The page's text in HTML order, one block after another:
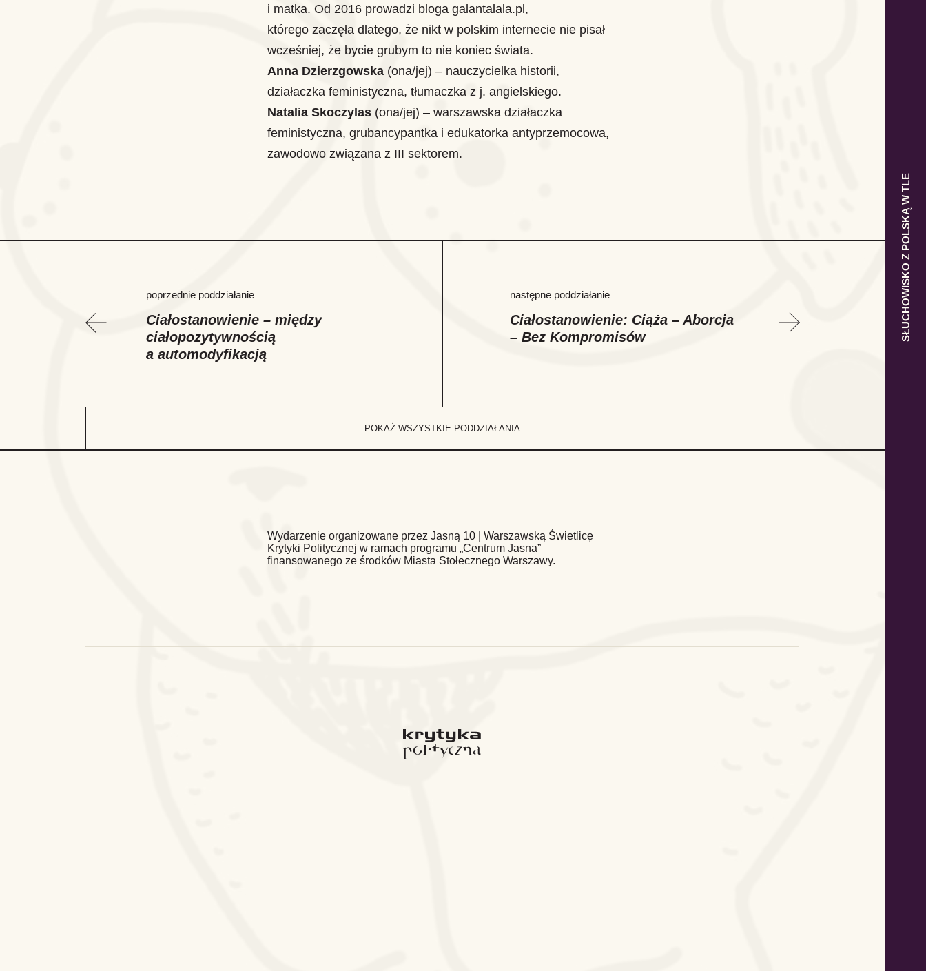
i matka. Od 2016 prowadzi bloga galantalala.pl,
którego zaczęła dlatego, że nikt w polskim internecie nie pisał
wcześniej, że bycie grubym to nie koniec świata.
Anna Dzierzgowska (ona/jej) – nauczycielka historii,
działaczka feministyczna, tłumaczka z j. angielskiego.
Natalia Skoczylas (ona/jej) – warszawska działaczka
feministyczna, grubancypantka i edukatorka antyprzemocowa,
zawodowo związana z III sektorem.
poprzednie poddziałanie
Ciałostanowienie – między
ciałopozytywnością
a automodyfikacją
następne poddziałanie
Ciałostanowienie: Ciąża – Aborcja
– Bez Kompromisów
POKAŻ WSZYSTKIE PODDZIAŁANIA
Wydarzenie organizowane przez Jasną 10 | Warszawską Świetlicę
Krytyki Politycznej w ramach programu „Centrum Jasna”
finansowanego ze środków Miasta Stołecznego Warszawy.
SŁUCHOWISKO Z POLSKĄ W TLE